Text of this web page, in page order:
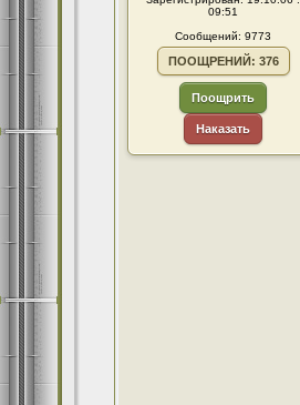
09:51
Сообщений: 9773
ПООЩРЕНИЙ: 376
Поощрить
Наказать